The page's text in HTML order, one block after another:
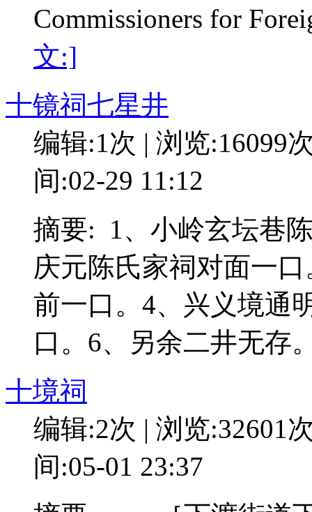
Commissioners for
文:]
十镜祠七星井
编辑:1次 | 浏览:16099
间:02-29 11:12
摘要: 1、小岭玄坛巷
庆元陈氏家祠对面一
前一口。4、兴义境通
口。6、另余二井无存
十境祠
编辑:2次 | 浏览:32601
间:05-01 23:37